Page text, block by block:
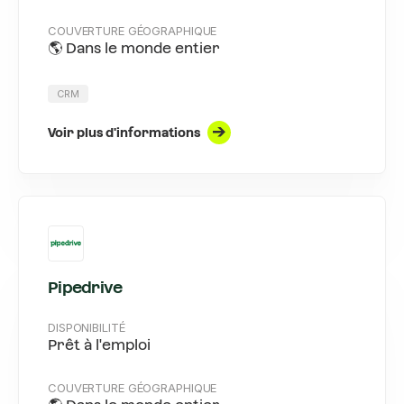
COUVERTURE GÉOGRAPHIQUE
🌎 Dans le monde entier
CRM
Voir plus d'informations
Pipedrive
DISPONIBILITÉ
Prêt à l'emploi
COUVERTURE GÉOGRAPHIQUE